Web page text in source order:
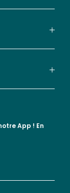
App ! En